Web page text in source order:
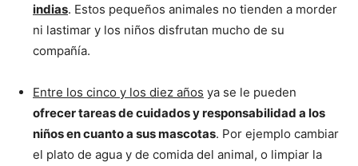
indias. Estos pequeños animales no tienden a morder
ni lastimar y los niños disfrutan mucho de su
compañía.
Entre los cinco y los diez años ya se le pueden
ofrecer tareas de cuidados y responsabilidad a los
niños en cuanto a sus mascotas. Por ejemplo cambiar
el plato de agua y de comida del animal, o limpiar la